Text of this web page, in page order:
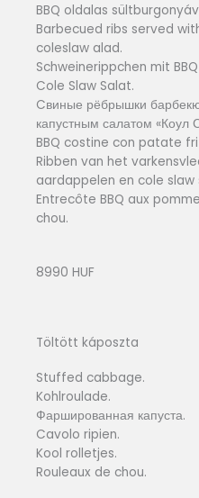
BBQ oldalas
Barbecued ribs served
coleslaw alad.
Schweinerippchen mit
Cole Slaw Salat.
Cвиные рёбрышки
капустным салатом «Коул
BBQ costine con patate
Ribben van het
aardappelen en cole slaw
Entrecôte BBQ aux
chou.
8990 HUF
Töltött káposzta
Stuffed cabbage.
Kohlroulade.
Фаршированная капуста.
Cavolo ripien.
Kool rolletjes.
Rouleaux de chou.